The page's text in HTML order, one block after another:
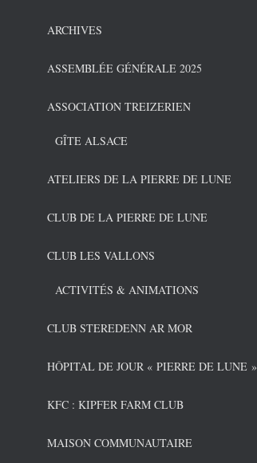
ARCHIVES
ASSEMBLÉE GÉNÉRALE 2025
ASSOCIATION TREIZERIEN
GÎTE ALSACE
ATELIERS DE LA PIERRE DE LUNE
CLUB DE LA PIERRE DE LUNE
CLUB LES VALLONS
ACTIVITÉS & ANIMATIONS
CLUB STEREDENN AR MOR
HÔPITAL DE JOUR « PIERRE DE LUNE »
KFC : KIPFER FARM CLUB
MAISON COMMUNAUTAIRE